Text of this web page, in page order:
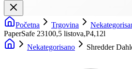
Početna Trgovina
PaperSafe 23100,5 listova,P4,12l
Nekategorisano
Shredder